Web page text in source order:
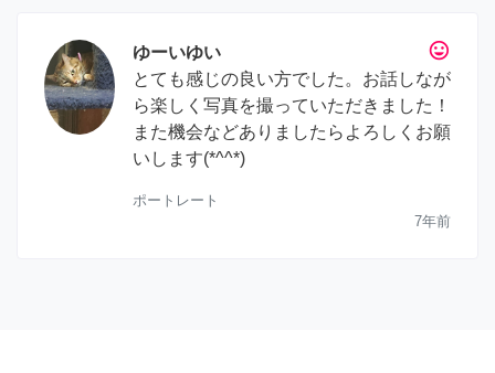
tag_faces
ゆーいゆい
とても感じの良い方でした。お話しなが
ら楽しく写真を撮っていただきました！
また機会などありましたらよろしくお願
いします(*^^*)
ポートレート
7年前